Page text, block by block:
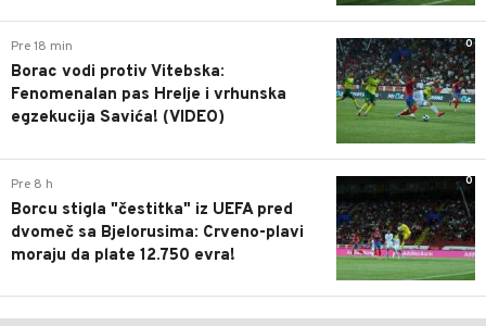
0
Pre 18 min
Borac vodi protiv Vitebska:
Fenomenalan pas Hrelje i vrhunska
egzekucija Savića! (VIDEO)
0
Pre 8 h
Borcu stigla "čestitka" iz UEFA pred
dvomeč sa Bjelorusima: Crveno-plavi
moraju da plate 12.750 evra!